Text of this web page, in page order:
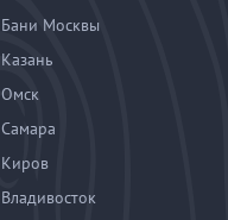
Бани Москвы
Казань
Омск
Самара
Киров
Владивосток